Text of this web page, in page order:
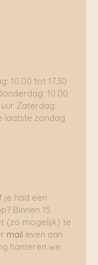
10.00 tot 17.30
10.00
uur Zaterdag:
laatste zondag
je had een
Binnen 15
(zo mogelijk) te
mail even aan
hanteren we